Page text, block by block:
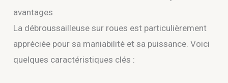
avantages
La débroussailleuse sur roues est particulièrement
appréciée pour sa maniabilité et sa puissance. Voici
quelques caractéristiques clés :